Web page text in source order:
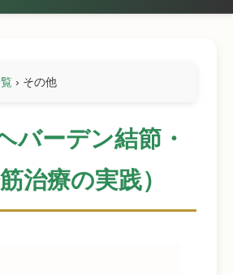
› その他
バーデン結節・
治療の実践）